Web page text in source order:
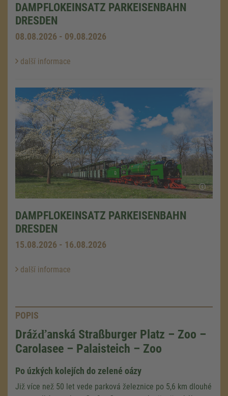
DAMPFLOKEINSATZ PARKEISENBAHN
DRESDEN
08.08.2026 - 09.08.2026
další informace
DAMPFLOKEINSATZ PARKEISENBAHN
DRESDEN
15.08.2026 - 16.08.2026
další informace
POPIS
Drážďanská Straßburger Platz – Zoo –
Carolasee – Palaisteich – Zoo
Po úzkých kolejích do zelené oázy
Již více než 50 let vede parková železnice po 5,6 km dlouhé